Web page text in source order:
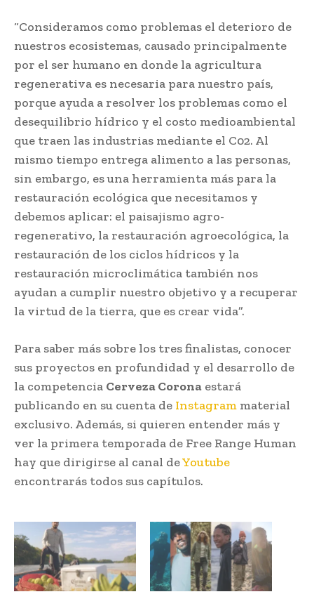
“Consideramos como problemas el deterioro de
nuestros ecosistemas, causado principalmente
por el ser humano en donde la agricultura
regenerativa es necesaria para nuestro país,
porque ayuda a resolver los problemas como el
desequilibrio hídrico y el costo medioambiental
que traen las industrias mediante el C02. Al
mismo tiempo entrega alimento a las personas,
sin embargo, es una herramienta más para la
restauración ecológica que necesitamos y
debemos aplicar: el paisajismo agro-
regenerativo, la restauración agroecológica, la
restauración de los ciclos hídricos y la
restauración microclimática también nos
ayudan a cumplir nuestro objetivo y a recuperar
la virtud de la tierra, que es crear vida”.
Para saber más sobre los tres finalistas, conocer
sus proyectos en profundidad y el desarrollo de
la competencia Cerveza Corona estará
publicando en su cuenta de Instagram material
exclusivo. Además, si quieren entender más y
ver la primera temporada de Free Range Human
hay que dirigirse al canal deYoutube
encontrarás todos sus capítulos.